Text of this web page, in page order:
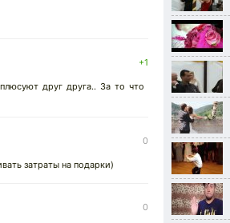
+1
друг друга.. За то что
0
затраты на подарки)
0